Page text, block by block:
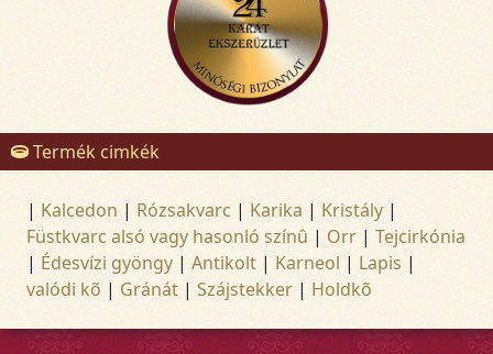
Termék cimkék
| Kalcedon | Rózsakvarc | Karika | Kristály |
Füstkvarc alsó vagy hasonló színû | Orr | Tejcirkónia
| Édesvízi gyöngy | Antikolt | Karneol | Lapis |
valódi kõ | Gránát | Szájstekker | Holdkõ